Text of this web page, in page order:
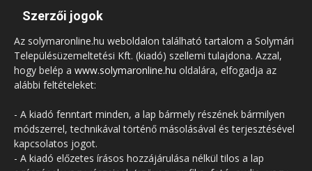
Szerzői jogok
Az solymaronline.hu weboldalon található tartalom a Solymári
Településüzemeltetési Kft. (kiadó) szellemi tulajdona. Azzal,
hogy belép a www.solymaronline.hu oldalára, elfogadja az
alábbi feltételeket:
- A kiadó fenntart minden, a lap bármely részének bármilyen
módszerrel, technikával történő másolásával és terjesztésével
kapcsolatos jogot.
- A kiadó előzetes írásos hozzájárulása nélkül tilos a lap